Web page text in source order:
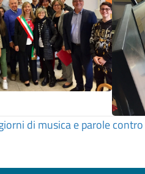
di musica e parole